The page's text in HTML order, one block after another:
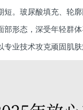
短。玻尿酸填充、轮
部形态，深受年轻群
业技术攻克顽固肌肤